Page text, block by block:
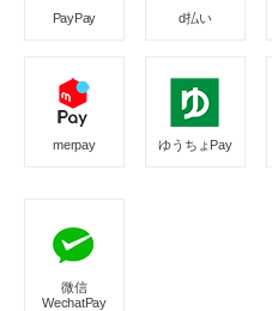
PayPay d払い
merpay ゆうちょPay
微信
WechatPay